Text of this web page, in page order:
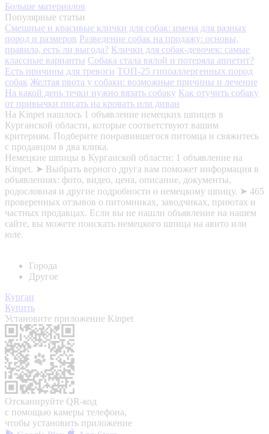
Больше материалов
Популярные статьи
Смешные и красивые клички для собак: имена для разных
пород и размеров Разведение собак на продажу: основы,
правила, есть ли выгода? Клички для собак-девочек: самые
классные варианты Собака стала вялой и потеряла аппетит?
Есть причины для тревоги ТОП-25 гипоаллергенных пород
собак Желтая рвота у собаки: возможные причины и лечение
На какой день течки нужно вязать собаку Как отучить собаку
от привычки писать на кровать или диван
На Kinpet нашлось 1 объявление немецких шпицев в
Курганской области, которые соответствуют вашим
критериям. Подберите понравившегося питомца и свяжитесь
с продавцом в два клика.
Немецкие шпицы в Курганской области: 1 объявление на
Kinpet. ➤ Выбрать верного друга вам поможет информация в
объявлениях: фото, видео, цена, описание, документы,
родословная и другие подробности о немецкому шпицу. ➤ 465
проверенных отзывов о питомниках, заводчиках, приютах и
частных продавцах. Если вы не нашли объявление на нашем
сайте, вы можете поискать немецкого шпица на авито или
юле.
Города
Другое
Курган
Купить
Установите приложение Kinpet
Отсканируйте QR-код
с помощью камеры телефона,
чтобы установить приложение